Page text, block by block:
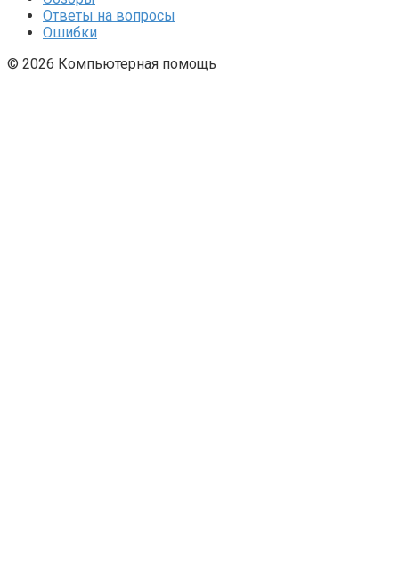
Ответы на вопросы
Ошибки
© 2026 Компьютерная помощь